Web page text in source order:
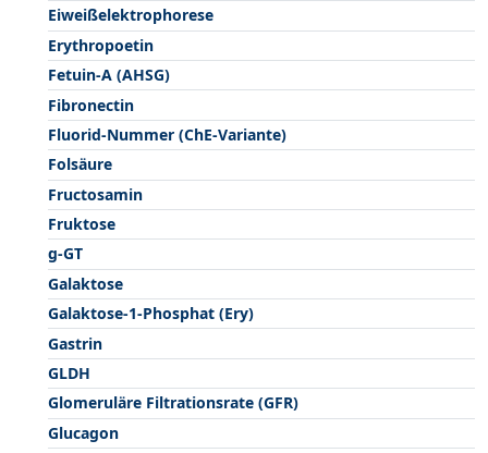
Eiweißelektrophorese
Erythropoetin
Fetuin-A (AHSG)
Fibronectin
Fluorid-Nummer (ChE-Variante)
Folsäure
Fructosamin
Fruktose
g-GT
Galaktose
Galaktose-1-Phosphat (Ery)
Gastrin
GLDH
Glomeruläre Filtrationsrate (GFR)
Glucagon